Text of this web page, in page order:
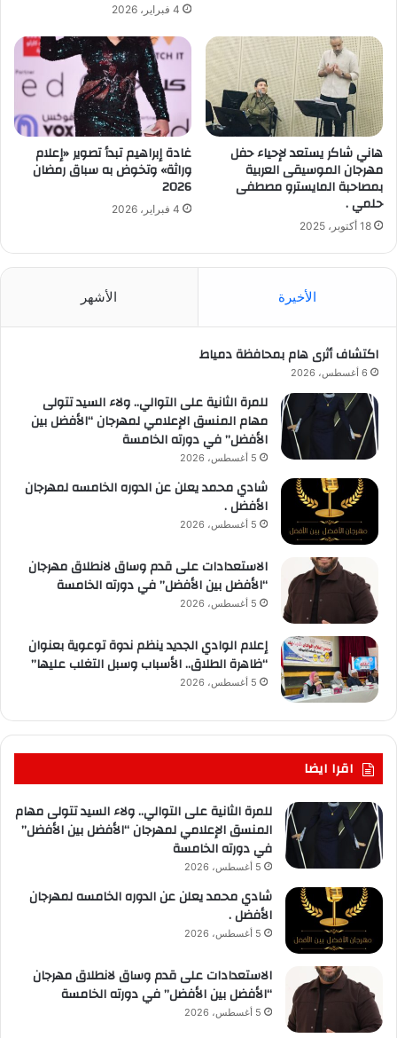
4 فبراير، 2026
هاني شاكر يستعد لإحياء حفل
مهرجان الموسيقى العربية
بمصاحبة المايسترو مصطفى
حلمي .
18 أكتوبر، 2025
غادة إبراهيم تبدأ تصوير «إعلام
وراثة» وتخوض به سباق رمضان
2026
4 فبراير، 2026
الأخيرة الأشهر
اكتشاف أثرى هام بمحافظة دمياط
6 أغسطس، 2026
للمرة الثانية على التوالي.. ولاء السيد تتولى
مهام المنسق الإعلامي لمهرجان “الأفضل بين
الأفضل” في دورته الخامسة
5 أغسطس، 2026
شادي محمد يعلن عن الدوره الخامسه لمهرجان
الأفضل .
5 أغسطس، 2026
الاستعدادات على قدم وساق لانطلاق مهرجان
“الأفضل بين الأفضل” في دورته الخامسة
5 أغسطس، 2026
إعلام الوادي الجديد ينظم ندوة توعوية بعنوان
“ظاهرة الطلاق.. الأسباب وسبل التغلب عليها”
5 أغسطس، 2026
اقرا ايضا
للمرة الثانية على التوالي.. ولاء السيد تتولى مهام
المنسق الإعلامي لمهرجان “الأفضل بين الأفضل”
في دورته الخامسة
5 أغسطس، 2026
شادي محمد يعلن عن الدوره الخامسه لمهرجان
الأفضل .
5 أغسطس، 2026
الاستعدادات على قدم وساق لانطلاق مهرجان
“الأفضل بين الأفضل” في دورته الخامسة
5 أغسطس، 2026